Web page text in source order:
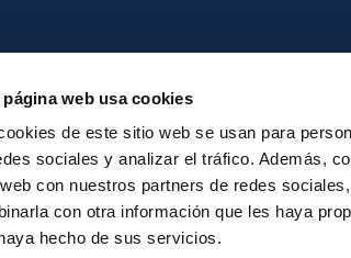
página web usa cookies
de este sitio web se usan para
sociales y analizar el tráfico. Además,
con nuestros partners de redes
con otra información que les haya
hecho de sus servicios.